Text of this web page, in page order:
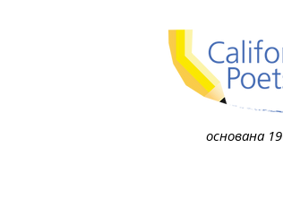
основана